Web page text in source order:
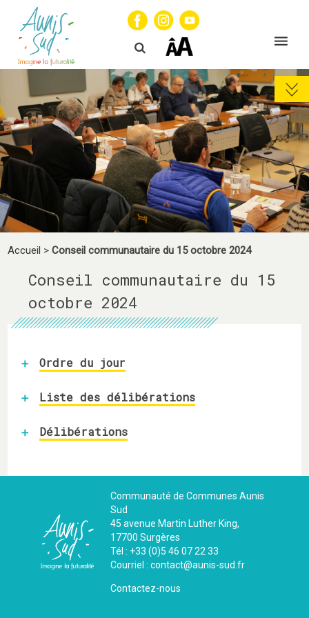
Accueil >Conseil communautaire du 15 octobre 2024
Conseil communautaire du 15
octobre 2024
Ordre du jour
Liste des délibérations
Délibérations
Communauté de Communes Aunis
Sud
45 avenue Martin Luther King,
17700 Surgères
Tél : +33 (0)5 46 07 22 33
Courriel : contact@aunis-sud.fr
Contactez-nous